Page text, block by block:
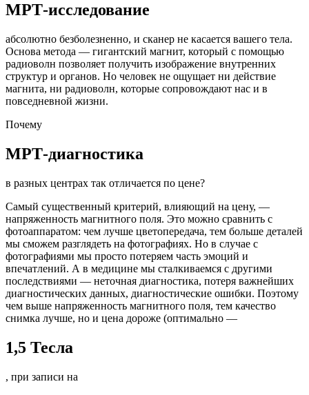
МРТ-исследование
абсолютно безболезненно, и сканер не касается вашего тела.
Основа метода — гигантский магнит, который с помощью
радиоволн позволяет получить изображение внутренних
структур и органов. Но человек не ощущает ни действие
магнита, ни радиоволн, которые сопровождают нас и в
повседневной жизни.
Почему
МРТ-диагностика
в разных центрах так отличается по цене?
Самый существенный критерий, влияющий на цену, —
напряженность магнитного поля. Это можно сравнить с
фотоаппаратом: чем лучше цветопередача, тем больше деталей
мы сможем разглядеть на фотографиях. Но в случае с
фотографиями мы просто потеряем часть эмоций и
впечатлений. А в медицине мы сталкиваемся с другими
последствиями — неточная диагностика, потеря важнейших
диагностических данных, диагностические ошибки. Поэтому
чем выше напряженность магнитного поля, тем качество
снимка лучше, но и цена дороже (оптимально —
1,5 Тесла
, при записи на